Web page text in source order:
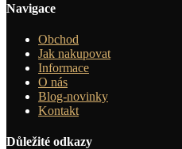
Navigace
Obchod
Jak nakupovat
Informace
O nás
Blog-novinky
Kontakt
Důležité odkazy